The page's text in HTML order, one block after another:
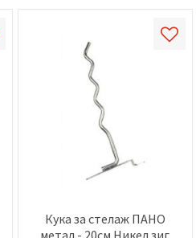
Кука за стелаж ПАНО
метал - 20см Никел зиг